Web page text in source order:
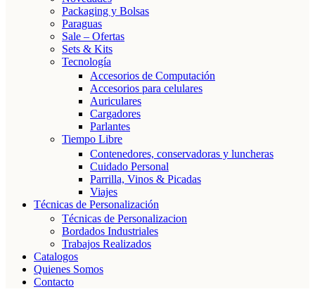
Packaging y Bolsas
Paraguas
Sale – Ofertas
Sets & Kits
Tecnología
Accesorios de Computación
Accesorios para celulares
Auriculares
Cargadores
Parlantes
Tiempo Libre
Contenedores, conservadoras y luncheras
Cuidado Personal
Parrilla, Vinos & Picadas
Viajes
Técnicas de Personalización
Técnicas de Personalizacion
Bordados Industriales
Trabajos Realizados
Catalogos
Quienes Somos
Contacto